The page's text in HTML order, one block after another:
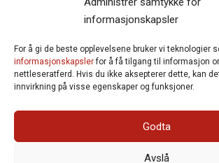
informasjonskapsler
For å gi de beste opplevelsene bruker vi teknologier
informasjonskapslerfor å få tilgang til informasjon
nettleseratferd. Hvis du ikke aksepterer dette, kan
innvirkning på visse egenskaper og funksjoner.
Godta
Avslå
Besteforeldrenes
Ansvarlig redaktør
: Halfdan
: Postboks 1231 Vika,